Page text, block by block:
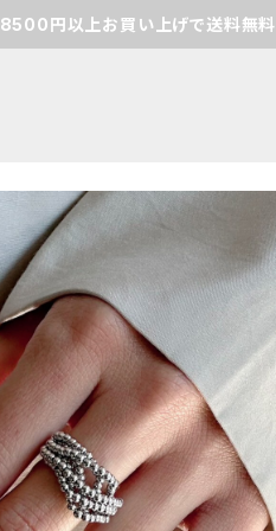
8500円以上お買い上げで送料無料